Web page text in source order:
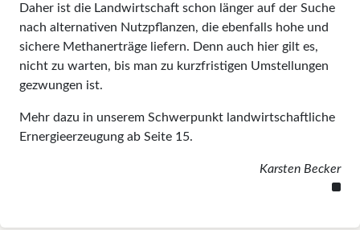
Daher ist die Landwirtschaft schon länger auf der Suche
nach alternativen Nutzpflanzen, die ebenfalls hohe und
sichere Methanerträge liefern. Denn auch hier gilt es,
nicht zu warten, bis man zu kurzfristigen Umstellungen
gezwungen ist.
Mehr dazu in unserem Schwerpunkt landwirtschaftliche
Ernergieerzeugung ab Seite 15.
Karsten Becker